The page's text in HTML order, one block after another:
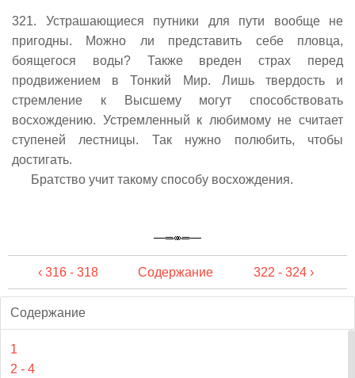
321. Устрашающиеся путники для пути вообще не
пригодны. Можно ли представить себе пловца,
боящегося воды? Также вреден страх перед
продвижением в Тонкий Мир. Лишь твердость и
стремление к Высшему могут способствовать
восхождению. Устремленный к любимому не считает
ступеней лестницы. Так нужно полюбить, чтобы
достигать.
Братство учит такому способу восхождения.
‹ 316 - 318 Содержание 322 - 324 ›
Содержание
1
2 - 4